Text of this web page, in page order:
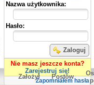
Nazwa użytkownika:
Hasło:
Zaloguj
Nie masz jeszcze konta?
Zarejestruj się!
Zapomniałem hasła
Założył Postów